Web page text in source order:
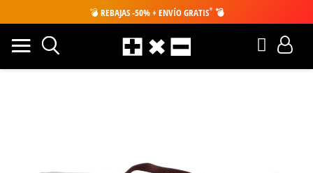
💣 REBAJAS -50% + ENVÍO GRATIS* 💣